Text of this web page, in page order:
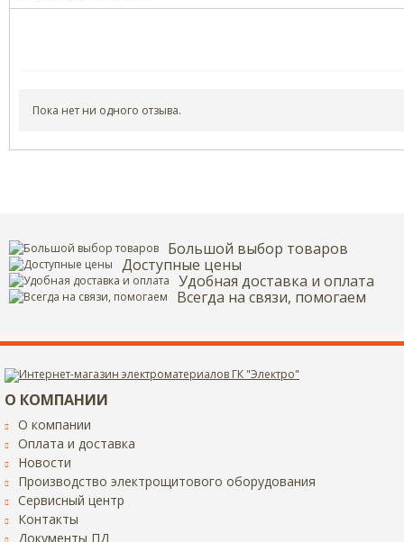
ОПУБЛИКОВАТЬ
Нажатием на кнопку «Опубликовать» я даю свое согласие на обработку
персональных данных в соответствии с
Пока нет ни одного отзыва.
Большой выбор товаров
Доступные цены
Удобная доставка и оплата
Всегда на связи, помогаем
О КОМПАНИИ
О компании
Оплата и доставка
Новости
Производство электрощитового оборудования
Сервисный центр
Контакты
Документы ПД